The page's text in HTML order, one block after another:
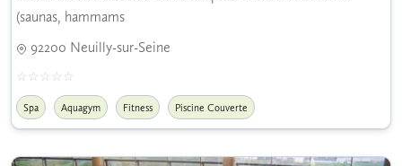
(saunas, hammams
92200 Neuilly-sur-Seine
Spa Aquagym Fitness Piscine Couverte